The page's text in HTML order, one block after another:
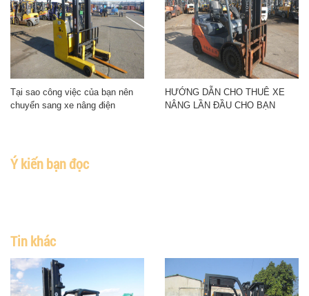
Tại sao công việc của bạn nên
chuyển sang xe nâng điện
HƯỚNG DẪN CHO THUÊ XE
NÂNG LẦN ĐẦU CHO BẠN
Ý kiến bạn đọc
Tin khác